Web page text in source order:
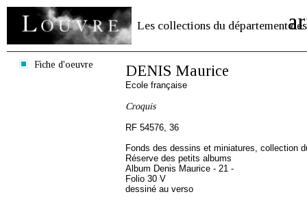
Les collections du département des
Fiche d'oeuvre DENIS Maurice
Ecole française
Croquis
RF 54576, 36
Fonds des dessins et miniatures, collection
Réserve des petits albums
Album Denis Maurice - 21 -
Folio 30 V
dessiné au verso